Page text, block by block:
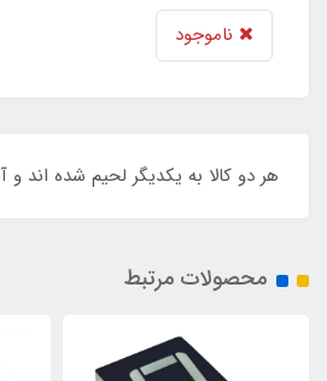
ناموجود
هر دو کالا به یکدیگر لحیم شده اند و
محصولات مرتبط